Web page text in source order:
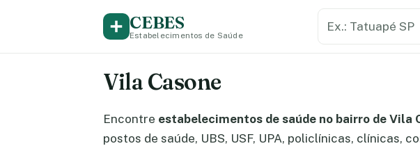
CEBES
Estabelecimentos de Saúde
Vila Casone
Encontre estabelecimentos de saúde no bairro de Vila
postos de saúde, UBS, USF, UPA, policlínicas,